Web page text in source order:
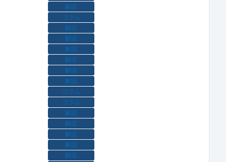
解説
コラム
解説
解説
解説
解説
解説
解説
コラム
コラム
解説
解説
解説
解説
解説